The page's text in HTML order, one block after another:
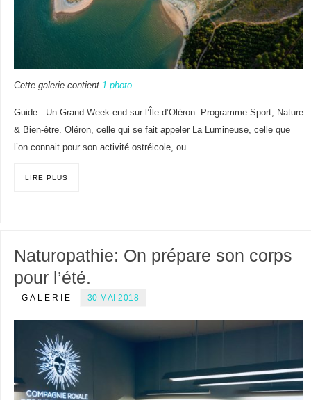
Cette galerie contient 1 photo.
Guide : Un Grand Week-end sur l’Île d’Oléron. Programme Sport, Nature
& Bien-être. Oléron, celle qui se fait appeler La Lumineuse, celle que
l’on connait pour son activité ostréicole, ou…
LIRE PLUS
Naturopathie: On prépare son corps
pour l’été.
GALERIE 30 MAI 2018